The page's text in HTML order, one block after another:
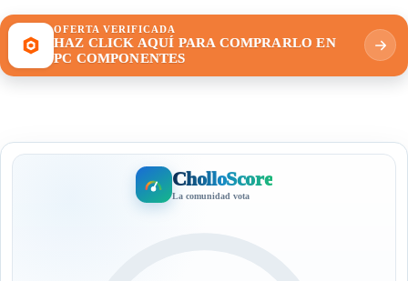
OFERTA VERIFICADA
HAZ CLICK AQUÍ PARA COMPRARLO EN
PC COMPONENTES
CholloScore
La comunidad vota